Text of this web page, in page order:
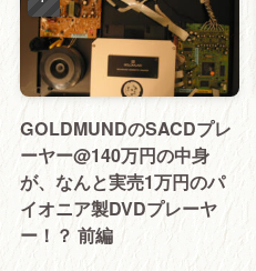
GOLDMUNDのSACDプレ
ーヤー@140万円の中身
が、なんと実売1万円のパ
イオニア製DVDプレーヤ
ー！？ 前編